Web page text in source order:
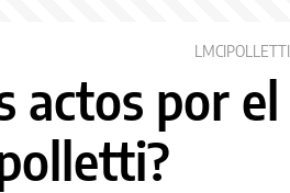
LMCIPOLLETTI
actos por el